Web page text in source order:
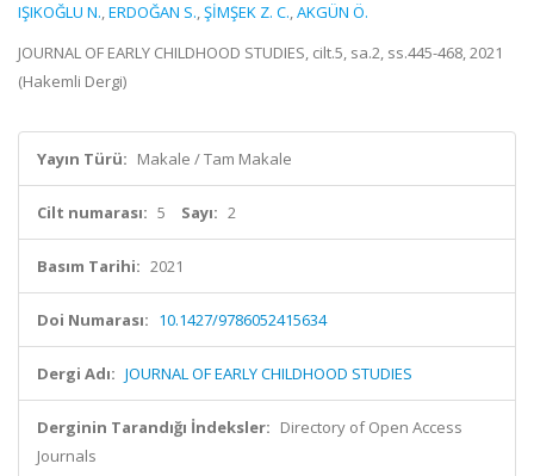
IŞIKOĞLU N.,ERDOĞAN S.,ŞİMŞEK Z. C.,AKGÜN Ö.
JOURNAL OF EARLY CHILDHOOD STUDIES, cilt.5, sa.2, ss.445-468, 2021
(Hakemli Dergi)
Yayın Türü: Makale / Tam Makale
Cilt numarası: 5 Sayı: 2
Basım Tarihi: 2021
Doi Numarası: 10.1427/9786052415634
Dergi Adı: JOURNAL OF EARLY CHILDHOOD STUDIES
Derginin Tarandığı İndeksler: Directory of Open Access
Journals